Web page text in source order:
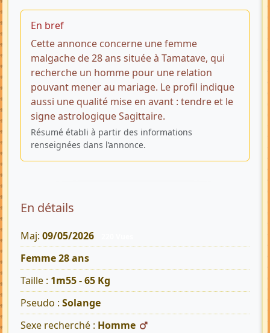
En bref
Cette annonce concerne une femme
malgache de 28 ans située à Tamatave, qui
recherche un homme pour une relation
pouvant mener au mariage. Le profil indique
aussi une qualité mise en avant : tendre et le
signe astrologique Sagittaire.
Résumé établi à partir des informations
renseignées dans l’annonce.
En détails
Maj: 09/05/2026
Femme 28 ans
Taille : 1m55 - 65 Kg
Pseudo : Solange
Sexe recherché : Homme